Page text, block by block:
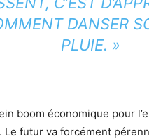
DANSER
PLUIE. »
boom économique pour
Le futur va forcément